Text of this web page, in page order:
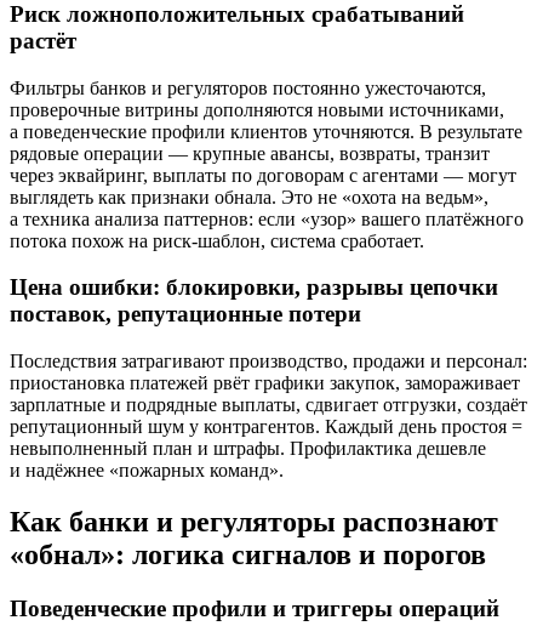
Риск ложноположительных срабатываний
растёт
Фильтры банков и регуляторов постоянно ужесточаются,
проверочные витрины дополняются новыми источниками,
а поведенческие профили клиентов уточняются. В результате
рядовые операции — крупные авансы, возвраты, транзит
через эквайринг, выплаты по договорам с агентами — могут
выглядеть как признаки обнала. Это не «охота на ведьм»,
а техника анализа паттернов: если «узор» вашего платёжного
потока похож на риск-шаблон, система сработает.
Цена ошибки: блокировки, разрывы цепочки
поставок, репутационные потери
Последствия затрагивают производство, продажи и персонал:
приостановка платежей рвёт графики закупок, замораживает
зарплатные и подрядные выплаты, сдвигает отгрузки, создаёт
репутационный шум у контрагентов. Каждый день простоя =
невыполненный план и штрафы. Профилактика дешевле
и надёжнее «пожарных команд».
Как банки и регуляторы распознают
«обнал»: логика сигналов и порогов
Поведенческие профили и триггеры операций